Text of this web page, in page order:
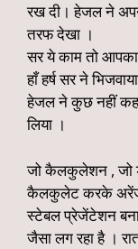
रख दी। हेजल ने
तरफ देखा ।
सर ये काम तो
हाँ हर्ष सर ने
हेजल ने कुछ नहीं
लिया ।
जो कैलकुलेशन , जो
कैलकुलेट करके
स्टेबल प्रेजेंटेशन
जैसा लग रहा है ।